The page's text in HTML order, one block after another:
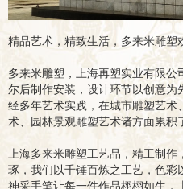
精品艺术，精致生活，多来米雕塑
多来米雕塑，上海再塑实业有限公
尔后制作安装，设计环节以创意
经多年艺术实践，在城市雕塑艺
术、园林景观雕塑艺术诸方面累积
上海多来米雕塑工艺品，精工制
琢，我们以千锤百炼之工艺，色
神采手笔让每一件作品栩栩如生